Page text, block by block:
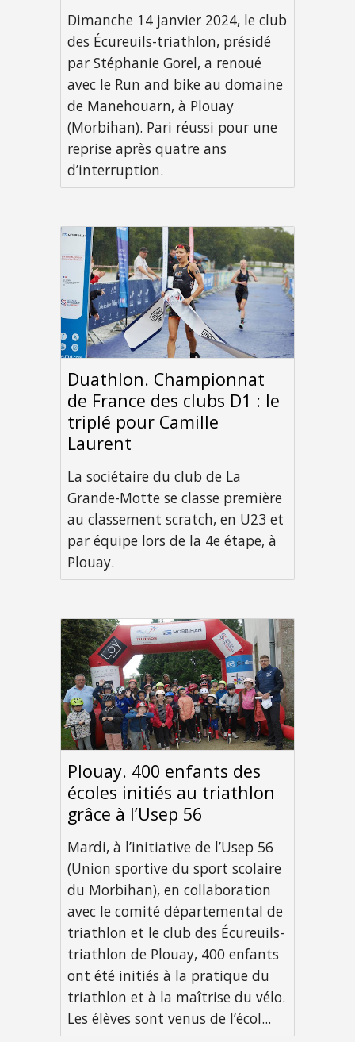
Dimanche 14 janvier 2024, le club
des Écureuils-triathlon, présidé
par Stéphanie Gorel, a renoué
avec le Run and bike au domaine
de Manehouarn, à Plouay
(Morbihan). Pari réussi pour une
reprise après quatre ans
d’interruption.
Duathlon. Championnat
de France des clubs D1 : le
triplé pour Camille
Laurent
La sociétaire du club de La
Grande-Motte se classe première
au classement scratch, en U23 et
par équipe lors de la 4e étape, à
Plouay.
Plouay. 400 enfants des
écoles initiés au triathlon
grâce à l’Usep 56
Mardi, à l’initiative de l’Usep 56
(Union sportive du sport scolaire
du Morbihan), en collaboration
avec le comité départemental de
triathlon et le club des Écureuils-
triathlon de Plouay, 400 enfants
ont été initiés à la pratique du
triathlon et à la maîtrise du vélo.
Les élèves sont venus de l’écol...